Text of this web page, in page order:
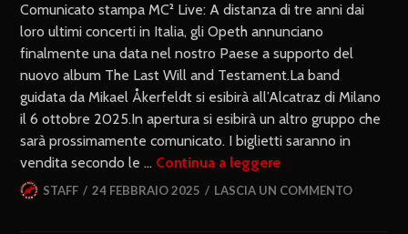
Comunicato stampa MC² Live: A distanza di tre anni dai
loro ultimi concerti in Italia, gli Opeth annunciano
finalmente una data nel nostro Paese a supporto del
nuovo album The Last Will and Testament.La band
guidata da Mikael Åkerfeldt si esibirà all’Alcatraz di Milano
il 6 ottobre 2025.In apertura si esibirà un altro gruppo che
sarà prossimamente comunicato. I biglietti saranno in
vendita secondo le … Continua a leggere
STAFF 24 FEBBRAIO 2025 LASCIA UN COMMENTO